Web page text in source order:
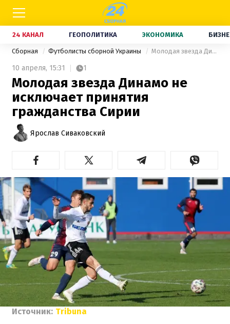
24 КАНАЛ ГЕОПОЛИТИКА ЭКОНОМИКА
Сборная Футболисты сборной Украины Молодая звезда Динамо не исключает принятия гражданства Сирии
10 апреля, 15:31 1
Молодая звезда Динамо не
исключает принятия
гражданства Сирии
Ярослав Сиваковский
Источник: Tribuna